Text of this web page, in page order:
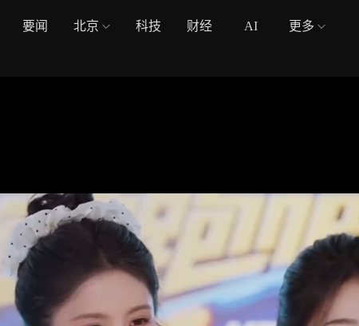
要闻 北京 科技 财经 AI 更多